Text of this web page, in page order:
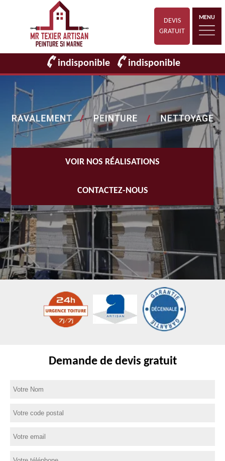
DEVIS
GRATUIT
MENU
indisponible indisponible
VOIR NOS RÉALISATIONS
CONTACTEZ-NOUS
Demande de devis gratuit